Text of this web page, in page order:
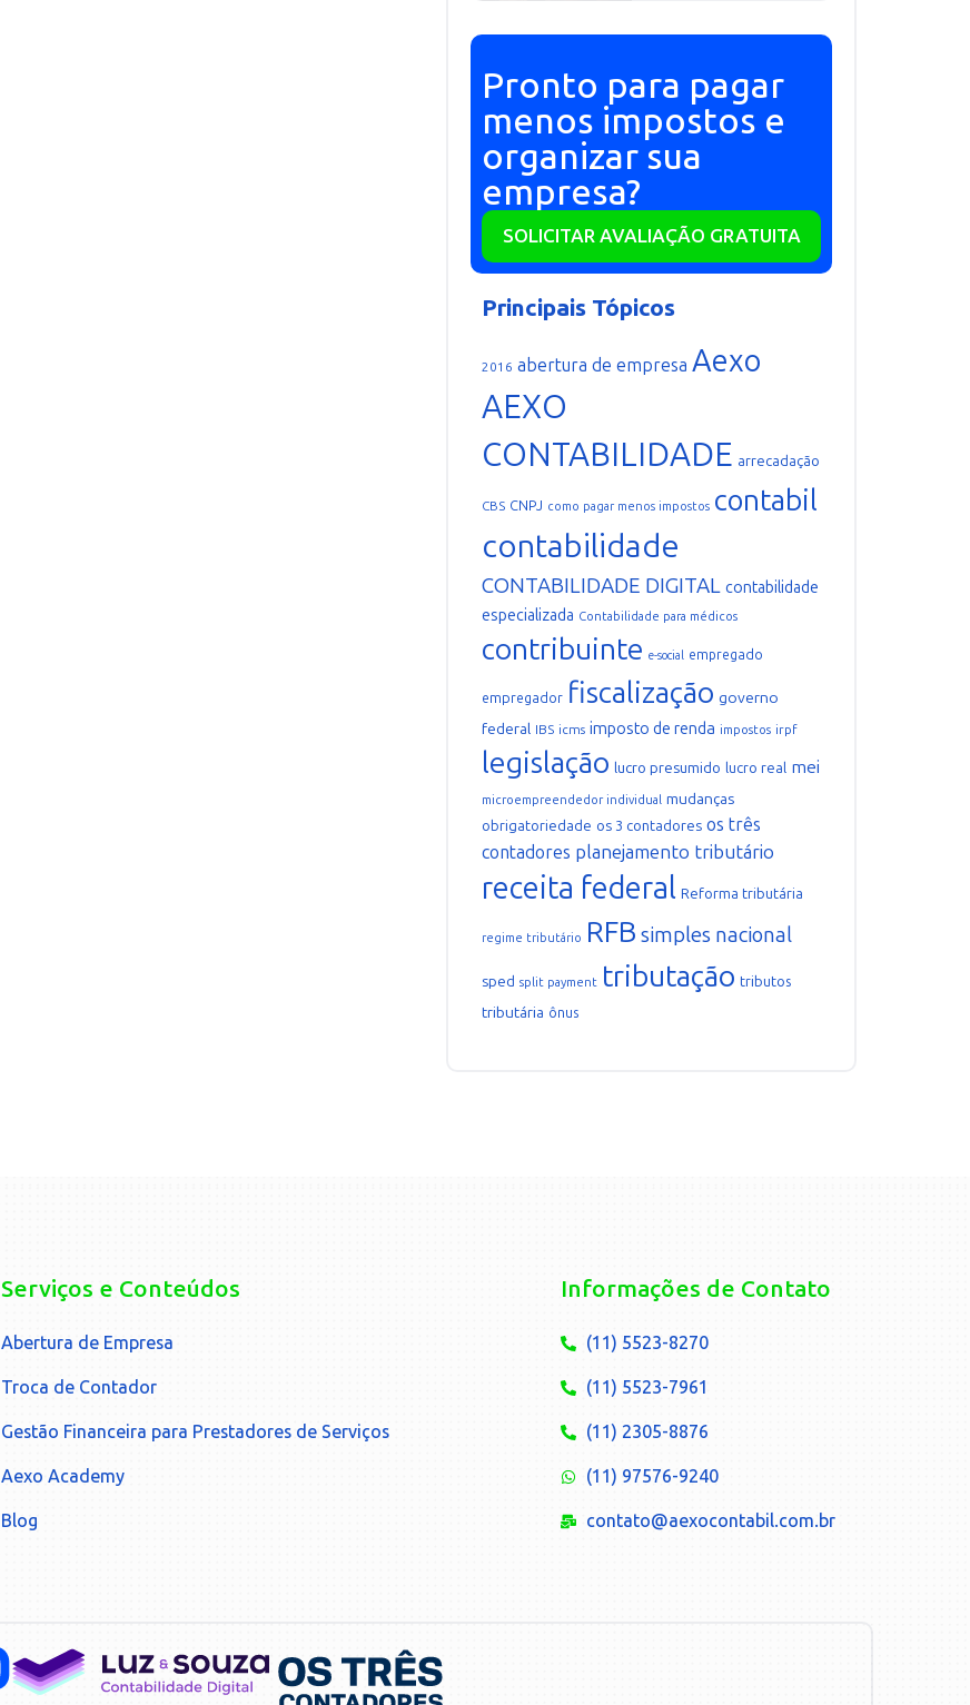
Pronto para pagar
menos impostos e
organizar sua
empresa?
SOLICITAR AVALIAÇÃO GRATUITA
Principais Tópicos
2016 abertura de empresa Aexo
AEXO
CONTABILIDADE arrecadação
CBS CNPJ como pagar menos impostos contabil
contabilidade
CONTABILIDADE DIGITAL contabilidade
especializada Contabilidade para médicos
contribuinte e-social empregado
empregador fiscalização governo
federal IBS icms imposto de renda impostos irpf
legislação lucro presumido lucro real mei
microempreendedor individual mudanças
obrigatoriedade os 3 contadores os três
contadores planejamento tributário
receita federal Reforma tributária
regime tributário RFB simples nacional
sped split payment tributação tributos
tributária ônus
Serviços e Conteúdos
Abertura de Empresa
Troca de Contador
Gestão Financeira para Prestadores de Serviços
Aexo Academy
Blog
Informações de Contato
(11) 5523-8270
(11) 5523-7961
(11) 2305-8876
(11) 97576-9240
contato@aexocontabil.com.br